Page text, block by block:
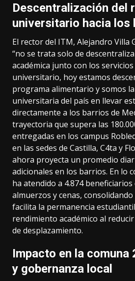
Descentralización del
universitario hacia los
El rector del ITM, Alejandro Villa
“no se trata solo de
académica junto con los
universitario, hoy estamos
programa alimentario y somos
universitaria del país en llevar
directamente a los barrios de
trayectoria que supera las
entregadas en los campus
en las sedes de Castilla, C4ta y
ahora proyecta un promedio
adicionales en los barrios. En lo
ha atendido a 4.874
almuerzos y cenas,
facilita la permanencia
rendimiento académico al
de desplazamiento.
Impacto en la comuna
y gobernanza local